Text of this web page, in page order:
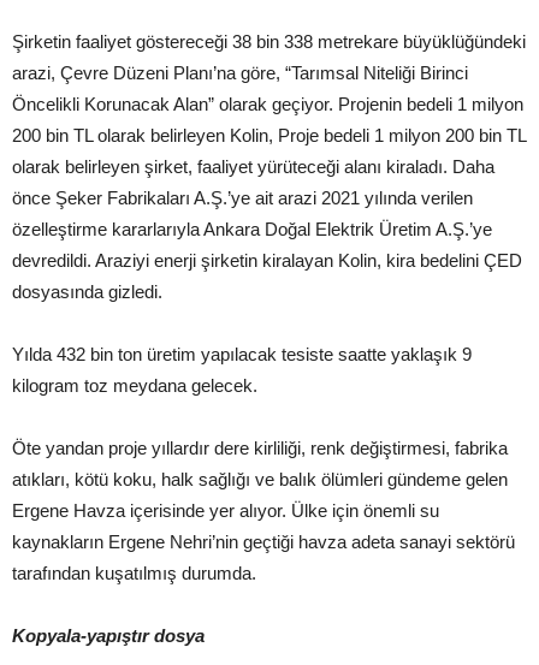
Şirketin faaliyet göstereceği 38 bin 338 metrekare büyüklüğündeki
arazi, Çevre Düzeni Planı’na göre, “Tarımsal Niteliği Birinci
Öncelikli Korunacak Alan” olarak geçiyor. Projenin bedeli 1 milyon
200 bin TL olarak belirleyen Kolin, Proje bedeli 1 milyon 200 bin TL
olarak belirleyen şirket, faaliyet yürüteceği alanı kiraladı. Daha
önce Şeker Fabrikaları A.Ş.’ye ait arazi 2021 yılında verilen
özelleştirme kararlarıyla Ankara Doğal Elektrik Üretim A.Ş.’ye
devredildi. Araziyi enerji şirketin kiralayan Kolin, kira bedelini ÇED
dosyasında gizledi.
Yılda 432 bin ton üretim yapılacak tesiste saatte yaklaşık 9
kilogram toz meydana gelecek.
Öte yandan proje yıllardır dere kirliliği, renk değiştirmesi, fabrika
atıkları, kötü koku, halk sağlığı ve balık ölümleri gündeme gelen
Ergene Havza içerisinde yer alıyor. Ülke için önemli su
kaynakların Ergene Nehri’nin geçtiği havza adeta sanayi sektörü
tarafından kuşatılmış durumda.
Kopyala-yapıştır dosya